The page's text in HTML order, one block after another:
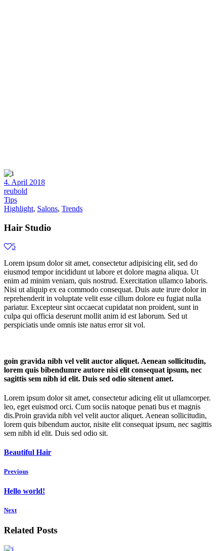
4. April 2018
reubold
Tips
Highlight, Salons, Trends
Hair Studio
5
Lorem ipsum dolor sit amet, consectetur adipisicing elit, sed do
eiusmod tempor incididunt ut labore et dolore magna aliqua. Ut
enim ad minim veniam, quis nostrud. Exercitation ullamco laboris.
Nisi ut aliquip ex ea commodo consequat. Duis aute irure dolor in
reprehenderit in voluptate velit esse cillum dolore eu fugiat nulla
pariatur. Excepteur sint occaecat cupidatat non proident, sunt in
culpa qui officia deserunt mollit anim id est laborum. Sed ut
perspiciatis unde omnis iste natus error sit vol.
goin gravida nibh vel velit auctor aliquet. Aenean sollicitudin,
lorem quis bibendumre autore nisi elit consequat ipsum, nec
sagittis sem nibh id elit. Duis sed odio sitenent amet.
Lorem ipsum dolor sit amet, consectetur adicing elit ut ullamcorper.
leo, eget euismod orci. Cum sociis natoque penati bus et magnis
dis.Proin gravida nibh vel velit auctor aliquet. Aenean sollicitudin,
lorem quis bibendum auctor, nisite elit consequat ipsum, nec sagittis
sem nibh id elit. Duis sed odio sit.
Beautiful Hair
Previous
Hello world!
Next
Related Posts